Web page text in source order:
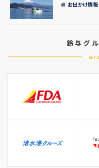
お出かけ情報
鈴与グ